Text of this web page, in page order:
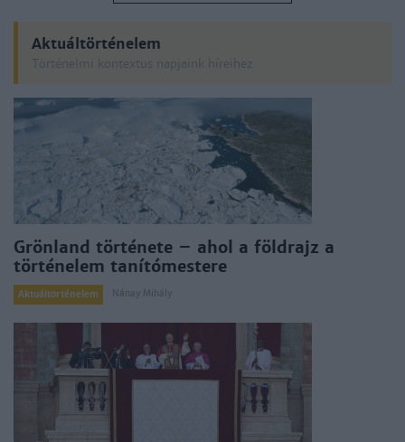
Aktuáltörténelem
Történelmi kontextus napjaink híreihez
Grönland története – ahol a földrajz a
történelem tanítómestere
Aktuáltörténelem Nánay Mihály